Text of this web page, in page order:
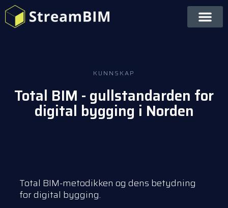
KUNNSKAP
Total BIM - gullstandarden for
digital bygging i Norden
Total BIM-metodikken og dens betydning
for digital bygging.